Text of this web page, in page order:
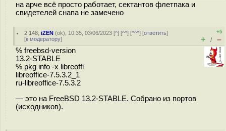
на арче всё просто работает, сектантов флетпака и
свидетелей снапа не замечено
2.148 ,iZEN (ok), 10:35, 03/06/2023 [^] [^^] [^^^] [ответить]
[к модератору]
+5
+ / –
% freebsd-version
13.2-STABLE
% pkg info -x libreoffi
libreoffice-7.5.3.2_1
ru-libreoffice-7.5.3.2
— это на FreeBSD 13.2-STABLE. Собрано из портов
(исходников).